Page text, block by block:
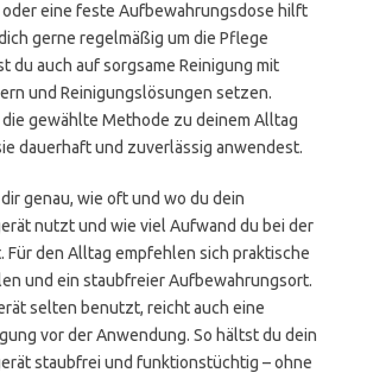
eine feste Aufbewahrungsdose hilft
gerne regelmäßig um die Pflege
du auch auf sorgsame Reinigung mit
und Reinigungslösungen setzen.
gewählte Methode zu deinem Alltag
dauerhaft und zuverlässig anwendest.
genau, wie oft und wo du dein
nutzt und wie viel Aufwand du bei der
Für den Alltag empfehlen sich praktische
und ein staubfreier Aufbewahrungsort.
selten benutzt, reicht auch eine
vor der Anwendung. So hältst du dein
staubfrei und funktionstüchtig – ohne